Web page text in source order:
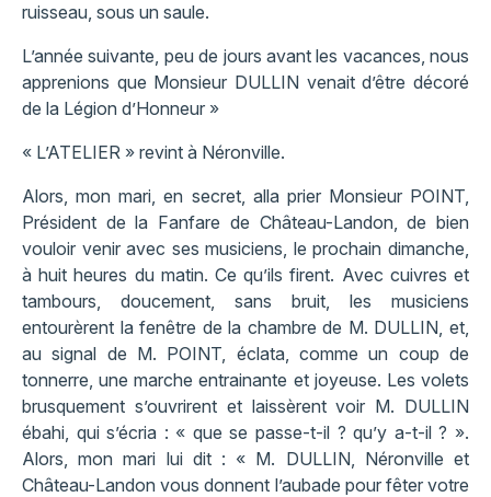
ruisseau, sous un saule.
L’année suivante, peu de jours avant les vacances, nous
apprenions que Monsieur DULLIN venait d’être décoré
de la Légion d’Honneur »
« L’ATELIER » revint à Néronville.
Alors, mon mari, en secret, alla prier Monsieur POINT,
Président de la Fanfare de Château-Landon, de bien
vouloir venir avec ses musiciens, le prochain dimanche,
à huit heures du matin. Ce qu’ils firent. Avec cuivres et
tambours, doucement, sans bruit, les musiciens
entourèrent la fenêtre de la chambre de M. DULLIN, et,
au signal de M. POINT, éclata, comme un coup de
tonnerre, une marche entrainante et joyeuse. Les volets
brusquement s’ouvrirent et laissèrent voir M. DULLIN
ébahi, qui s’écria : « que se passe-t-il ? qu’y a-t-il ? ».
Alors, mon mari lui dit : « M. DULLIN, Néronville et
Château-Landon vous donnent l’aubade pour fêter votre